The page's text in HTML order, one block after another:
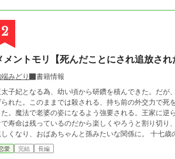
2
メントモリ【死んだことにされ追放さ
みどり
書籍情報
子妃となる為、幼い頃から研鑽を積んできた。だ
れた。このままでは殺される、持ち前の外交力で
。魔法で老婆の姿になるよう強要される。王家に
寿命は残っているのだから楽しくやろうと割り切り
なり、おばあちゃんと孫みたいな関係に。 十七歳のおばあちゃんライフ、開幕！ 今回は予約投稿で不在がちのため、感想欄は
にしています。文庫発売をきっかけに創作の感覚が
。
愛 完結 長編